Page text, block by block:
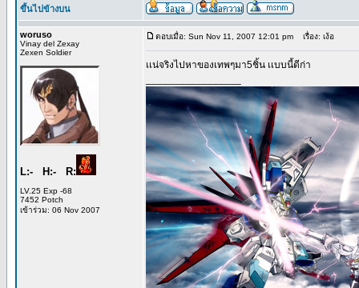
ขึ้นไปข้างบน
woruso
Vinay del Zexay
Zexen Soldier
L:- H:- R:
LV.25 Exp -68
7452 Potch
เข้าร่วม: 06 Nov 2007
ตอบเมื่อ: Sun Nov 11, 2007 12:01 pm เรื่อง: เง้อ
เเน่จริงไปหาของเทพๆมา5ชิ้น เเบบนี้ดีก่า